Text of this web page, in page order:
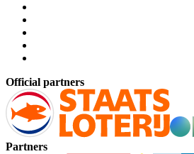
Official partners
Partners